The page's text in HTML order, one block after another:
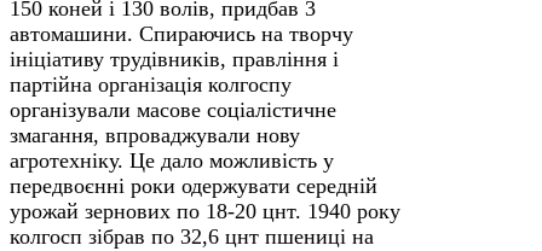
150 коней і 130 волів, придбав 3
автомашини. Спираючись на творчу
ініціативу трудівників, правління і
партійна організація колгоспу
організували масове соціалістичне
змаган­ня, впроваджували нову
агротехніку. Це дало можливість у
передвоєнні роки одер­жувати середній
урожай зернових по 18-20 цнт. 1940 року
колгосп зібрав по 32,6 цнт пшениці на